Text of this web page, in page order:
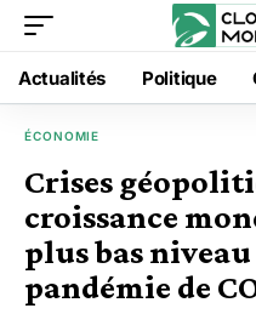
Actualités Politique
ÉCONOMIE
Crises
croissance
plus bas
pandémie de